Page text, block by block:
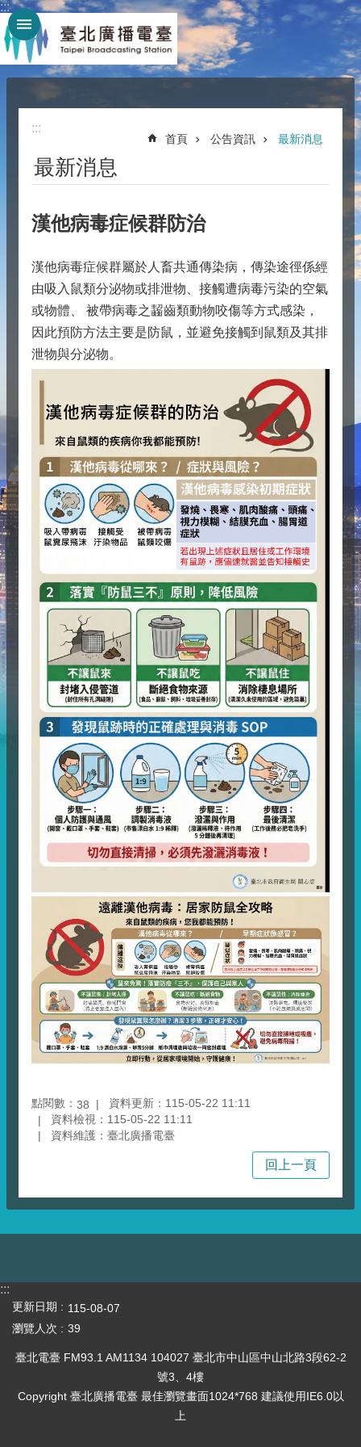
跳到主要內容區塊
:::
:::
首頁 公告資訊 最新消息
最新消息
漢他病毒症候群防治
漢他病毒症候群屬於人畜共通傳染病，傳染途徑係經
由吸入鼠類分泌物或排泄物、接觸遭病毒污染的空氣
或物體、 被帶病毒之齧齒類動物咬傷等方式感染，
因此預防方法主要是防鼠，並避免接觸到鼠類及其排
泄物與分泌物。
點閱數： 38
資料更新：115-05-22 11:11
資料檢視：115-05-22 11:11
資料維護：臺北廣播電臺
回上一頁
:::
更新日期
115-08-07
瀏覽人次
39
臺北電臺 FM93.1 AM1134 104027 臺北市中山區中山北路3段62-2
號3、4樓
Copyright 臺北廣播電臺 最佳瀏覽畫面1024*768 建議使用IE6.0以
上